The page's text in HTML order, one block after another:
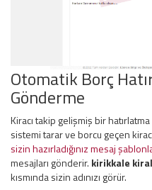
Otomatik Borç
Gönderme
Kiracı takip gelişmiş bir
sistemi tarar ve borcu geçen
sizin hazırladığınız mesaj
mesajları gönderir. kirikkale
kısmında sizin adınızı görür.